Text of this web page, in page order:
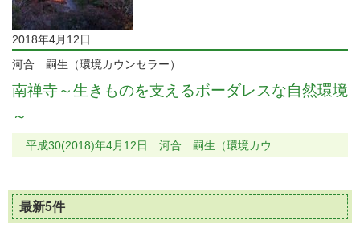
2018年4月12日
河合 嗣生（環境カウンセラー）
南禅寺～生きものを支えるボーダレスな自然環境
～
平成30(2018)年4月12日 河合 嗣生（環境カウ…
最新5件